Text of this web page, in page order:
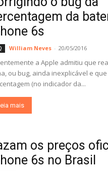
da
6s
William Neves - 20/05/2016
a Apple admitiu que
ou bug, ainda inexplicável e
(no indicador da...
mais
os preços
6s no Brasil